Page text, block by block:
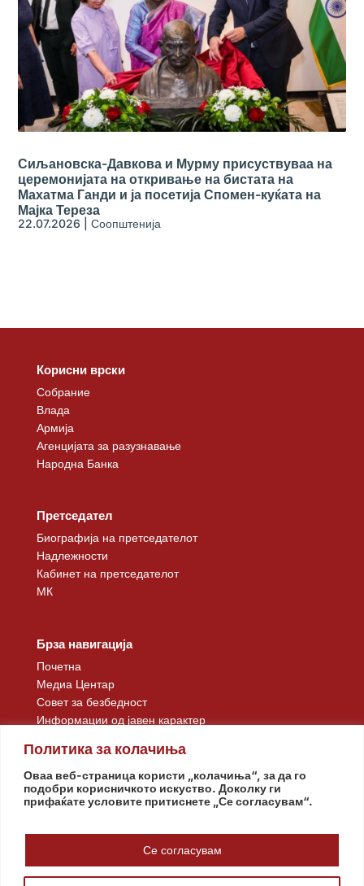
Политика за колачиња
Оваа веб-страница користи „колачиња“, за да го
подобри корисничкото искуство. Доколку ги
прифаќате условите притиснете „Се согласувам“.
Се согласувам
Сиљановска-Давкова и Мурму присуствуваа на
церемонијата на откривање на бистата на
Махатма Ганди и ја посетија Спомен-куќата на
Мајка Тереза
22.07.2026 |Соопштенија
Корисни врски
Собрание
Влада
Армија
Агенцијата за разузнавање
Народна Банка
Претседател
Биографија на претседателот
Надлежности
Кабинет на претседателот
МК
Брза навигација
Почетна
Медиа Центар
Совет за безбедност
Информации од јавен карактер